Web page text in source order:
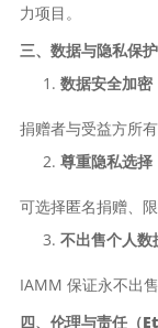
力项目。
三、数据与隐私
数据安全加
捐赠者与受益方所
尊重隐私选
可选择匿名捐赠、
不出售个人
IAMM 保证永不出
四、伦理与责任